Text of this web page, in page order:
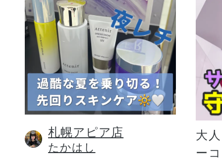
札幌アピア店
たかはし
大
ー